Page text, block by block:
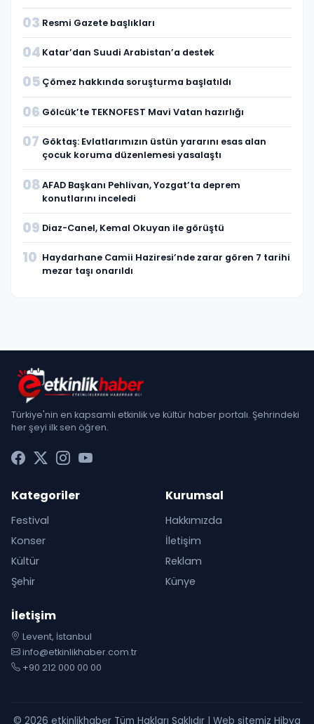
03 Resmi Gazete başlıkları
04 Katar’dan Suudi Arabistan’a destek
05 Çömez hakkında soruşturma başlatıldı
06 Gölcük’te TEKNOFEST Mavi Vatan hazırlığı
07 Göktaş: Evlatlarımızın üstün yararını esas alan
çocuk koruma düzenlemesi yasalaştı
08AFAD Başkanı Pehlivan, Yozgat’ta deprem
konutlarını inceledi
09 Diaz-Canel, Kemal Okuyan ile görüştü
10 Haydarhane Camii Haziresi’nde zarar gören 7 tarihi
mezar taşı onarıldı
Türkiye'nin en kapsamlı etkinlik ve kültür haber portalı. Şehrindeki
her şeyi ilk sen öğren.
Kategoriler
Festival
Konser
Kültür
Şehir
Kurumsal
Hakkımızda
İletişim
Reklam
Künye
İletişim
Levent, İstanbul
info@etkinlikhaber.com.tr
+90 212 000 00 00
© 2026 etkinlikhaber Tüm Hakları Saklıdır | Web sitemiz Hibya